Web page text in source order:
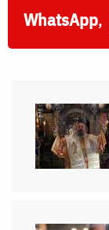
WhatsApp,